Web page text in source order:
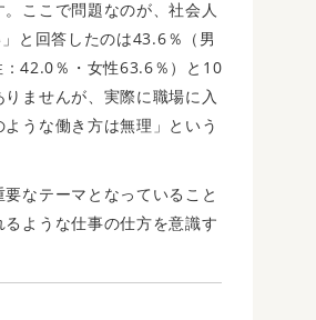
ここで問題なのが、社会人
と回答したのは43.6％（男
42.0％・女性63.6％）と10
ませんが、実際に職場に入
うな働き方は無理」という
なテーマとなっていること
ような仕事の仕方を意識す